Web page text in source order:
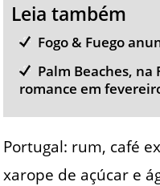
Leia também
Fogo & Fuego
Palm Beaches,
romance em
Portugal: rum, café
xarope de açúcar e